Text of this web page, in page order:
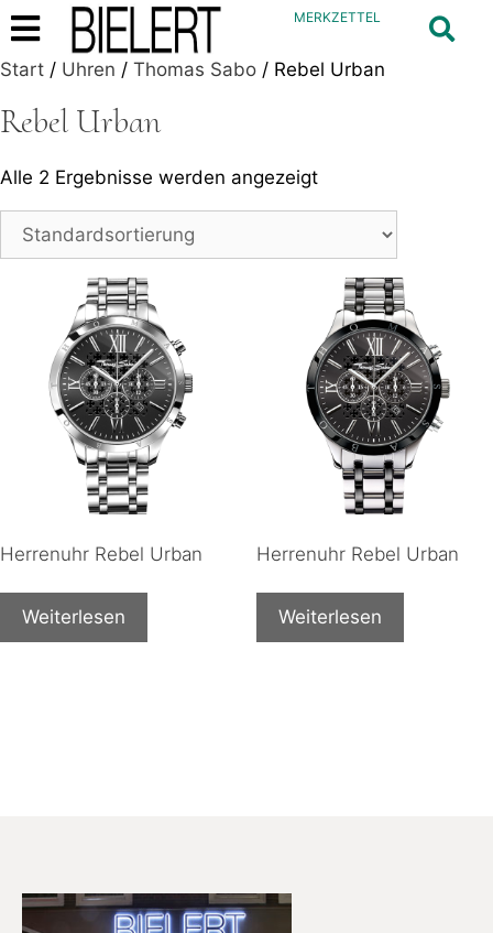
MERKZETTEL
Start / Uhren / Thomas Sabo / Rebel Urban
Rebel Urban
Alle 2 Ergebnisse werden angezeigt
Herrenuhr Rebel Urban
Weiterlesen
Herrenuhr Rebel Urban
Weiterlesen